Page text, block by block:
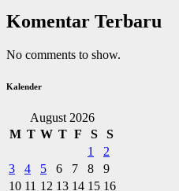
Komentar Terbaru
No comments to show.
Kalender
August 2026
M T W T F S
S
1
2
3
4 5 6 7 8
9
10 11 12 13 14 15 16